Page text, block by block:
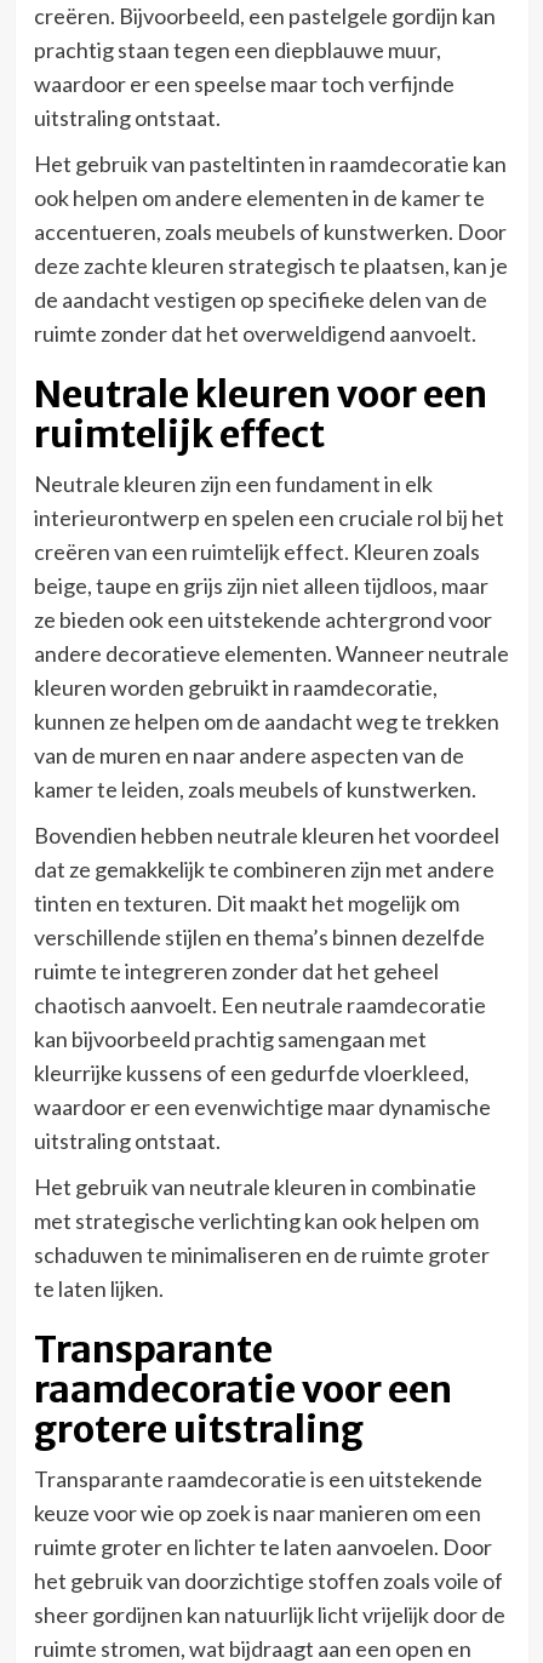
creëren. Bijvoorbeeld, een pastelgele gordijn kan
prachtig staan tegen een diepblauwe muur,
waardoor er een speelse maar toch verfijnde
uitstraling ontstaat.
Het gebruik van pasteltinten in raamdecoratie kan
ook helpen om andere elementen in de kamer te
accentueren, zoals meubels of kunstwerken. Door
deze zachte kleuren strategisch te plaatsen, kan je
de aandacht vestigen op specifieke delen van de
ruimte zonder dat het overweldigend aanvoelt.
Neutrale kleuren voor een
ruimtelijk effect
Neutrale kleuren zijn een fundament in elk
interieurontwerp en spelen een cruciale rol bij het
creëren van een ruimtelijk effect. Kleuren zoals
beige, taupe en grijs zijn niet alleen tijdloos, maar
ze bieden ook een uitstekende achtergrond voor
andere decoratieve elementen. Wanneer neutrale
kleuren worden gebruikt in raamdecoratie,
kunnen ze helpen om de aandacht weg te trekken
van de muren en naar andere aspecten van de
kamer te leiden, zoals meubels of kunstwerken.
Bovendien hebben neutrale kleuren het voordeel
dat ze gemakkelijk te combineren zijn met andere
tinten en texturen. Dit maakt het mogelijk om
verschillende stijlen en thema’s binnen dezelfde
ruimte te integreren zonder dat het geheel
chaotisch aanvoelt. Een neutrale raamdecoratie
kan bijvoorbeeld prachtig samengaan met
kleurrijke kussens of een gedurfde vloerkleed,
waardoor er een evenwichtige maar dynamische
uitstraling ontstaat.
Het gebruik van neutrale kleuren in combinatie
met strategische verlichting kan ook helpen om
schaduwen te minimaliseren en de ruimte groter
te laten lijken.
Transparante
raamdecoratie voor een
grotere uitstraling
Transparante raamdecoratie is een uitstekende
keuze voor wie op zoek is naar manieren om een
ruimte groter en lichter te laten aanvoelen. Door
het gebruik van doorzichtige stoffen zoals voile of
sheer gordijnen kan natuurlijk licht vrijelijk door de
ruimte stromen, wat bijdraagt aan een open en